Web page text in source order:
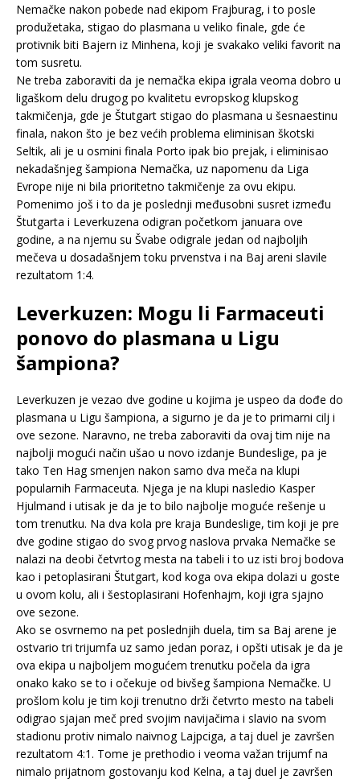
Nemačke nakon pobede nad ekipom Frajburag, i to posle
produžetaka, stigao do plasmana u veliko finale, gde će
protivnik biti Bajern iz Minhena, koji je svakako veliki favorit na
tom susretu.
Ne treba zaboraviti da je nemačka ekipa igrala veoma dobro u
ligaškom delu drugog po kvalitetu evropskog klupskog
takmičenja, gde je Štutgart stigao do plasmana u šesnaestinu
finala, nakon što je bez većih problema eliminisan škotski
Seltik, ali je u osmini finala Porto ipak bio prejak, i eliminisao
nekadašnjeg šampiona Nemačka, uz napomenu da Liga
Evrope nije ni bila prioritetno takmičenje za ovu ekipu.
Pomenimo još i to da je poslednji međusobni susret između
Štutgarta i Leverkuzena odigran početkom januara ove
godine, a na njemu su Švabe odigrale jedan od najboljih
mečeva u dosadašnjem toku prvenstva i na Baj areni slavile
rezultatom 1:4.
Leverkuzen: Mogu li Farmaceuti
ponovo do plasmana u Ligu
šampiona?
Leverkuzen je vezao dve godine u kojima je uspeo da dođe do
plasmana u Ligu šampiona, a sigurno je da je to primarni cilj i
ove sezone. Naravno, ne treba zaboraviti da ovaj tim nije na
najbolji mogući način ušao u novo izdanje Bundeslige, pa je
tako Ten Hag smenjen nakon samo dva meča na klupi
popularnih Farmaceuta. Njega je na klupi nasledio Kasper
Hjulmand i utisak je da je to bilo najbolje moguće rešenje u
tom trenutku. Na dva kola pre kraja Bundeslige, tim koji je pre
dve godine stigao do svog prvog naslova prvaka Nemačke se
nalazi na deobi četvrtog mesta na tabeli i to uz isti broj bodova
kao i petoplasirani Štutgart, kod koga ova ekipa dolazi u goste
u ovom kolu, ali i šestoplasirani Hofenhajm, koji igra sjajno
ove sezone.
Ako se osvrnemo na pet poslednjih duela, tim sa Baj arene je
ostvario tri trijumfa uz samo jedan poraz, i opšti utisak je da je
ova ekipa u najboljem mogućem trenutku počela da igra
onako kako se to i očekuje od bivšeg šampiona Nemačke. U
prošlom kolu je tim koji trenutno drži četvrto mesto na tabeli
odigrao sjajan meč pred svojim navijačima i slavio na svom
stadionu protiv nimalo naivnog Lajpciga, a taj duel je završen
rezultatom 4:1. Tome je prethodio i veoma važan trijumf na
nimalo prijatnom gostovanju kod Kelna, a taj duel je završen